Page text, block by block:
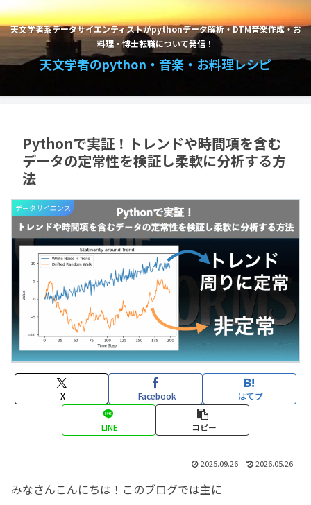
天文学者系データサイエンティストがpythonデータ解析・DTM音楽作成・お
料理・博士転職について発信！
天文学者のpython・音楽・お料理レシピ
Pythonで実証！トレンドや時間項を含む
データの定常性を検証し柔軟に分析する方
法
データサイエンス
X Facebook はてブ
LINE コピー
2025.09.26 2026.05.26
みなさんこんにちは！このブログでは主に